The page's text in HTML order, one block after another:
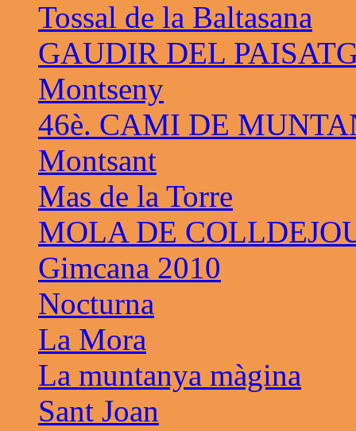
Tossal de la Baltasana
GAUDIR DEL
Montseny
46è. CAMI DE
Montsant
Mas de la Torre
MOLA DE
Gimcana 2010
Nocturna
La Mora
La muntanya màgina
Sant Joan